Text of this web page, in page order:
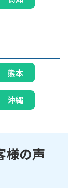
熊本
沖縄
様の声